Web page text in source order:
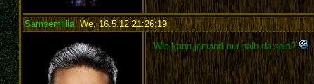
Samsemillia, We, 16.5.12 21:26:19:
Wie kann jemand nur halb da sein?